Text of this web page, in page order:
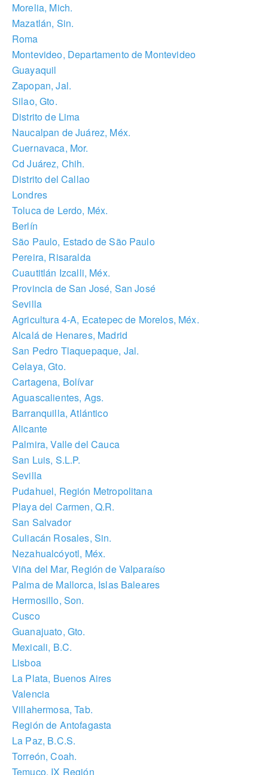
Morelia, Mich.
Mazatlán, Sin.
Roma
Montevideo, Departamento de Montevideo
Guayaquil
Zapopan, Jal.
Silao, Gto.
Distrito de Lima
Naucalpan de Juárez, Méx.
Cuernavaca, Mor.
Cd Juárez, Chih.
Distrito del Callao
Londres
Toluca de Lerdo, Méx.
Berlín
São Paulo, Estado de São Paulo
Pereira, Risaralda
Cuautitlán Izcalli, Méx.
Provincia de San José, San José
Sevilla
Agricultura 4-A, Ecatepec de Morelos, Méx.
Alcalá de Henares, Madrid
San Pedro Tlaquepaque, Jal.
Celaya, Gto.
Cartagena, Bolívar
Aguascalientes, Ags.
Barranquilla, Atlántico
Alicante
Palmira, Valle del Cauca
San Luis, S.L.P.
Sevilla
Pudahuel, Región Metropolitana
Playa del Carmen, Q.R.
San Salvador
Culiacán Rosales, Sin.
Nezahualcóyotl, Méx.
Viña del Mar, Región de Valparaíso
Palma de Mallorca, Islas Baleares
Hermosillo, Son.
Cusco
Guanajuato, Gto.
Mexicali, B.C.
Lisboa
La Plata, Buenos Aires
Valencia
Villahermosa, Tab.
Región de Antofagasta
La Paz, B.C.S.
Torreón, Coah.
Temuco, IX Región